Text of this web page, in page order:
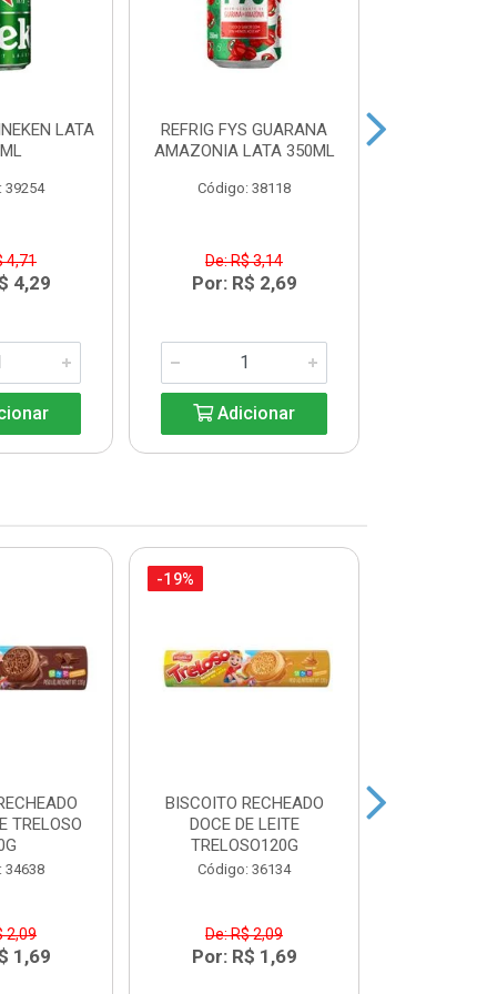
LATA
39254
4,71
4,29
REFRIG FYS GUARANA
AMAZONIA LATA 350ML
Código: 38118
De: R$ 3,14
Por: R$ 2,69
Adicionar
TRELOSO
34638
2,09
1,69
-19%
BISCOITO RECHEADO
DOCE DE LEITE
TRELOSO120G
Código: 36134
De: R$ 2,09
Por: R$ 1,69